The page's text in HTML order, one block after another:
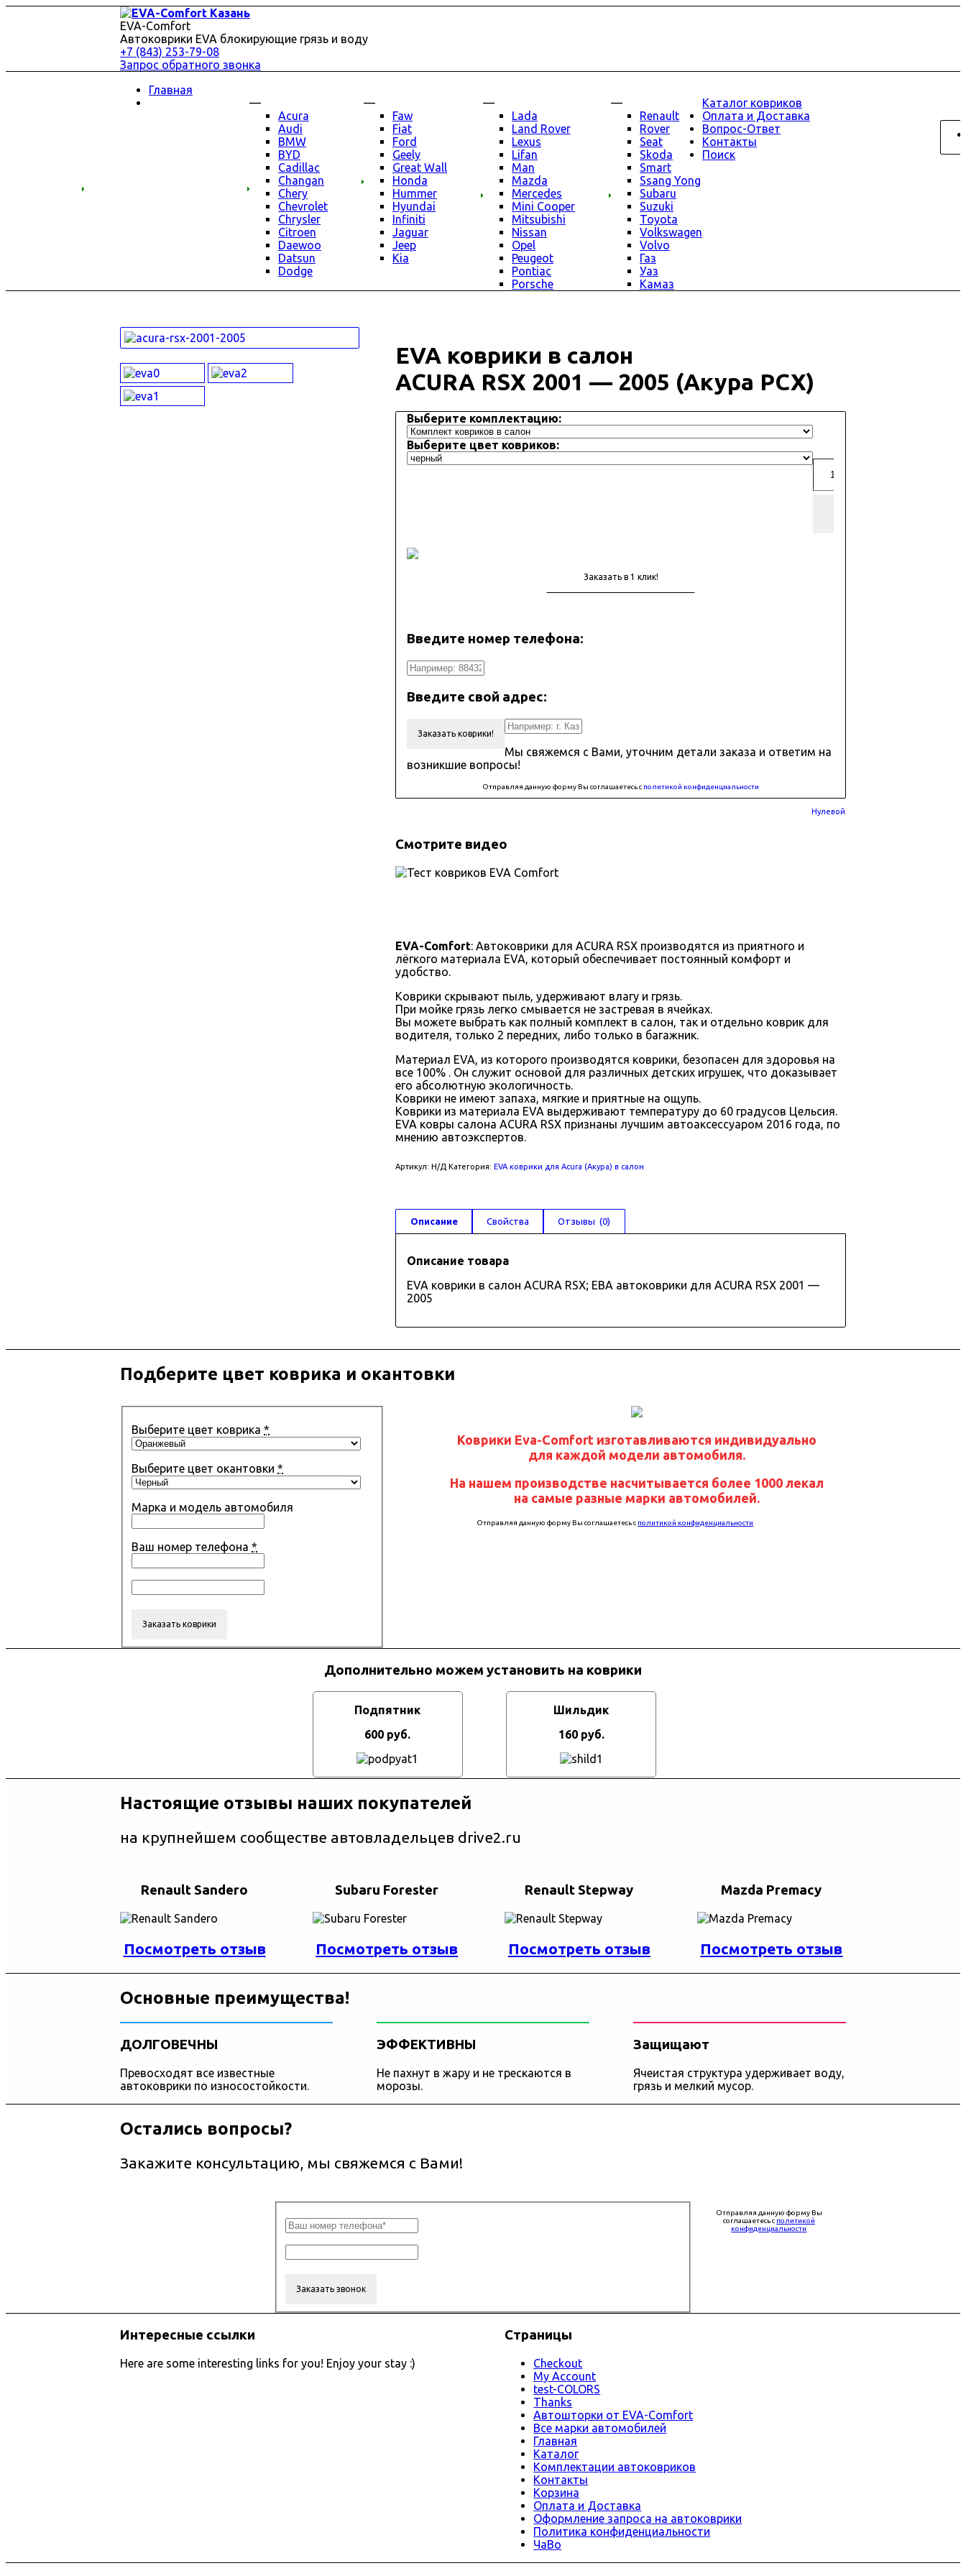
EVA-Comfort
Автоковрики EVA блокирующие грязь и воду
+7 (843) 253-79-08
Запрос обратного звонка
Главная
Каталог ковриков
—
Acura
Audi
BMW
BYD
Cadillac
Changan
Chery
Chevrolet
Chrysler
Citroen
Daewoo
Datsun
Dodge
—
Faw
Fiat
Ford
Geely
Great Wall
Honda
Hummer
Hyundai
Infiniti
Jaguar
Jeep
Kia
—
Lada
Land Rover
Lexus
Lifan
Man
Mazda
Mercedes
Mini Cooper
Mitsubishi
Nissan
Opel
Peugeot
Pontiac
Porsche
—
Renault
Rover
Seat
Skoda
Smart
Ssang Yong
Subaru
Suzuki
Toyota
Volkswagen
Volvo
Газ
Уаз
Камаз
Оплата и Доставка
Вопрос-Ответ
Контакты
Поиск
EVA коврики в салон
ACURA RSX 2001 — 2005 (Акура РСХ)
Выберите комплектацию:
Выберите цвет ковриков:
Нулевой
Введите номер телефона:
Введите свой адрес:
Заказать коврики!
Мы свяжемся с Вами, уточним детали заказа и ответим на
возникшие вопросы!
Отправляя данную форму Вы соглашаетесь с политикой конфиденциальности
Смотрите видео
EVA-Comfort: Автоковрики для ACURA RSX производятся из приятного и
лёгкого материала EVA, который обеспечивает постоянный комфорт и
удобство.
Коврики скрывают пыль, удерживают влагу и грязь.
При мойке грязь легко смывается не застревая в ячейках.
Вы можете выбрать как полный комплект в салон, так и отдельно коврик для
водителя, только 2 передних, либо только в багажник.
Материал EVA, из которого производятся коврики, безопасен для здоровья на
все 100% . Он служит основой для различных детских игрушек, что доказывает
его абсолютную экологичность.
Коврики не имеют запаха, мягкие и приятные на ощупь.
Коврики из материала EVA выдерживают температуру до 60 градусов Цельсия.
EVA ковры салона ACURA RSX признаны лучшим автоаксессуаром 2016 года, по
мнению автоэкспертов.
Артикул: Н/Д Категория: EVA коврики для Acura (Акура) в салон
Описание Свойства Отзывы  (0)
Описание товара
EVA коврики в салон ACURA RSX; ЕВА автоковрики для ACURA RSX 2001 —
2005
Подберите цвет коврика и окантовки
Выберите цвет коврика *
Выберите цвет окантовки *
Марка и модель автомобиля
Ваш номер телефона *
Коврики Eva-Comfort изготавливаются индивидуально
для каждой модели автомобиля.
На нашем производстве насчитывается более 1000 лекал
на самые разные марки автомобилей.
Отправляя данную форму Вы соглашаетесь с политикой конфиденциальности
Дополнительно можем установить на коврики
Подпятник
600 руб.
Шильдик
160 руб.
Настоящие отзывы наших покупателей
на крупнейшем сообществе автовладельцев drive2.ru
Renault Sandero
Посмотреть отзыв
Subaru Forester
Посмотреть отзыв
Renault Stepway
Посмотреть отзыв
Mazda Premacy
Посмотреть отзыв
Основные преимущества!
ДОЛГОВЕЧНЫ
Превосходят все известные
автоковрики по износостойкости.
ЭФФЕКТИВНЫ
Не пахнут в жару и не трескаются в
морозы.
Защищают
Ячеистая структура удерживает воду,
грязь и мелкий мусор.
Остались вопросы?
Закажите консультацию, мы свяжемся с Вами!
Отправляя данную форму Вы
соглашаетесь с политикой
конфиденциальности
Интересные ссылки
Here are some interesting links for you! Enjoy your stay :)
Страницы
Checkout
My Account
test-COLORS
Thanks
Автошторки от EVA-Comfort
Все марки автомобилей
Главная
Каталог
Комплектации автоковриков
Контакты
Корзина
Оплата и Доставка
Оформление запроса на автоковрики
Политика конфиденциальности
ЧаВо